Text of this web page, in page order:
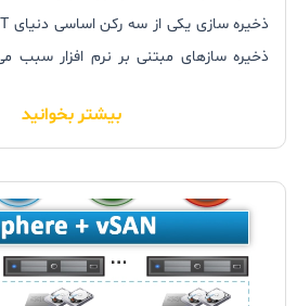
ذخیره سازهای مبتنی بر نرم افزار سبب
بیشتر بخوانید